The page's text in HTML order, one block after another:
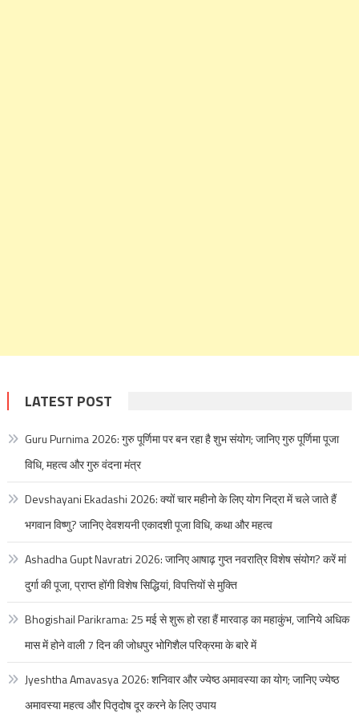
LATEST POST
Guru Purnima 2026: गुरु पूर्णिमा पर बन रहा है शुभ संयोग; जानिए गुरु पूर्णिमा पूजा
विधि, महत्व और गुरु वंदना मंत्र
Devshayani Ekadashi 2026: क्यों चार महीनो के लिए योग निद्रा में चले जाते हैं
भगवान विष्णु? जानिए देवशयनी एकादशी पूजा विधि, कथा और महत्व
Ashadha Gupt Navratri 2026: जानिए आषाढ़ गुप्त नवरात्रि विशेष संयोग? करें मां
दुर्गा की पूजा, प्राप्त होंगी विशेष सिद्धियां, विपत्तियों से मुक्ति
Bhogishail Parikrama: 25 मई से शुरू हो रहा हैं मारवाड़ का महाकुंभ, जानिये अधिक
मास में होने वाली 7 दिन की जोधपुर भोगिशैल परिक्रमा के बारे में
Jyeshtha Amavasya 2026: शनिवार और ज्येष्ठ अमावस्या का योग; जानिए ज्येष्ठ
अमावस्या महत्व और पितृदोष दूर करने के लिए उपाय